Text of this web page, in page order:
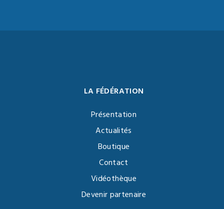
LA FÉDÉRATION
Présentation
Actualités
Boutique
Contact
Vidéothèque
Devenir partenaire